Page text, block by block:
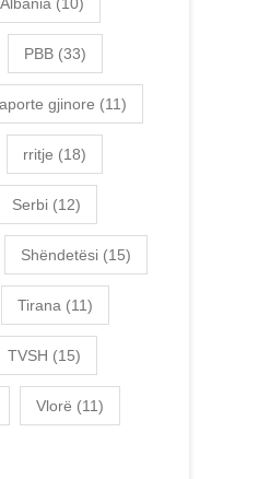
PBB (33)
gjinore (11)
rritje (18)
Serbi (12)
Shëndetësi (15)
Tirana (11)
TVSH (15)
Vlorë (11)